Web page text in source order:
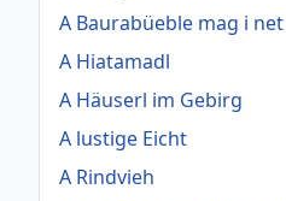
A Baurabüeble mag i net
A Hiatamadl
A Häuserl im Gebirg
A lustige Eicht
A Rindvieh